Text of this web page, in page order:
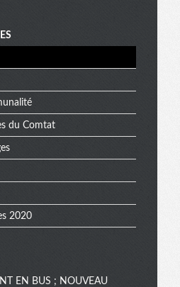
du Comtat
2020
EN BUS ; NOUVEAU